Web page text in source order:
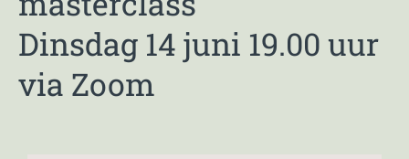
Dinsdag 14 juni 19.00 uur
via Zoom